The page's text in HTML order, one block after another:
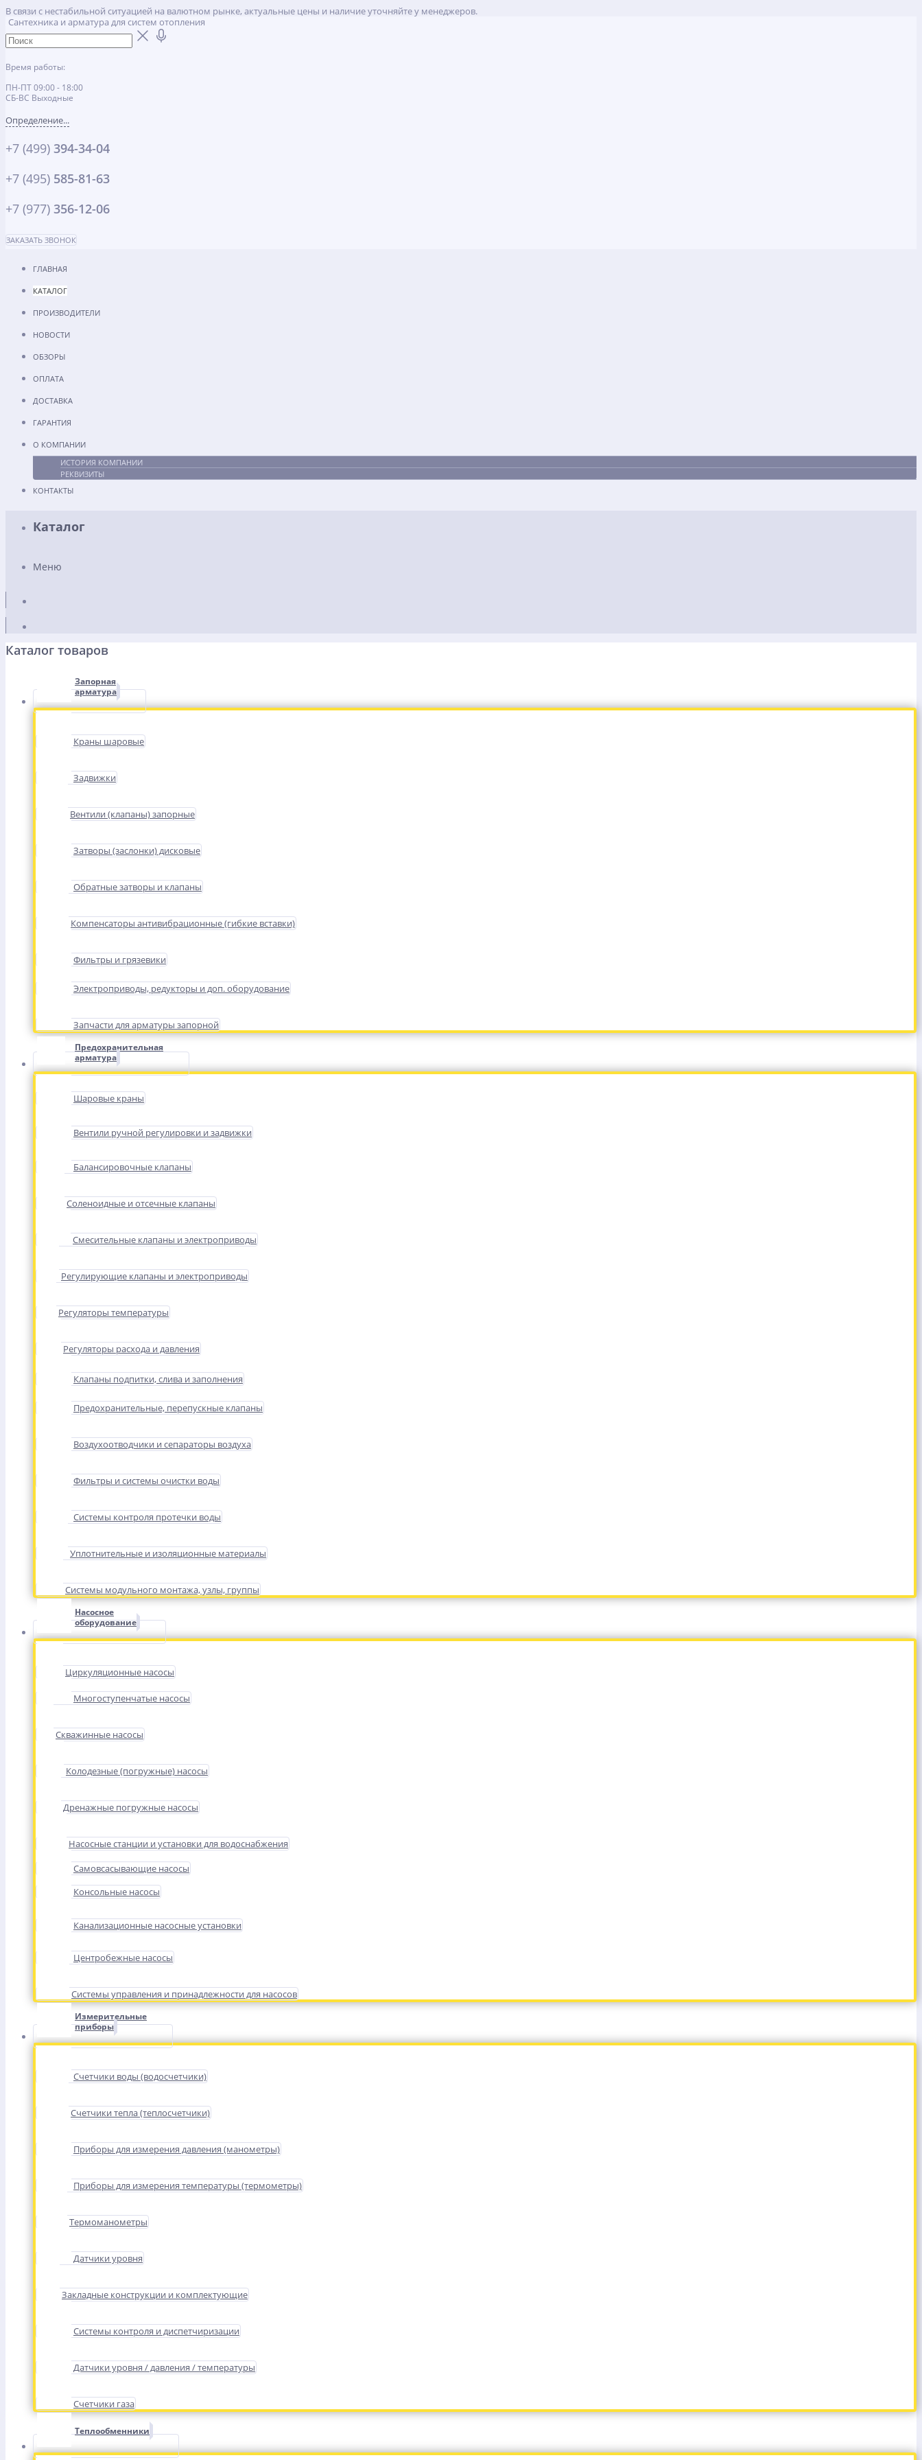
В связи с нестабильной ситуацией на валютном рынке, актуальные цены и наличие уточняйте у менеджеров.
Сантехника и арматура для систем отопления
Время работы:
ПН-ПТ 09:00 - 18:00
СБ-ВС Выходные
Определение...
+7 (499) 394-34-04
+7 (495) 585-81-63
+7 (977) 356-12-06
ЗАКАЗАТЬ ЗВОНОК
ГЛАВНАЯ
КАТАЛОГ
ПРОИЗВОДИТЕЛИ
НОВОСТИ
ОБЗОРЫ
ОПЛАТА
ДОСТАВКА
ГАРАНТИЯ
О КОМПАНИИ
ИСТОРИЯ КОМПАНИИ
РЕКВИЗИТЫ
КОНТАКТЫ
Каталог
Меню
Каталог товаров
Запорная
арматура
Краны шаровые
Задвижки
Вентили (клапаны) запорные
Затворы (заслонки) дисковые
Обратные затворы и клапаны
Компенсаторы антивибрационные (гибкие вставки)
Фильтры и грязевики
Электроприводы, редукторы и доп. оборудование
Запчасти для арматуры запорной
Предохранительная
арматура
Шаровые краны
Вентили ручной регулировки и задвижки
Балансировочные клапаны
Соленоидные и отсечные клапаны
Смесительные клапаны и электроприводы
Регулирующие клапаны и электроприводы
Регуляторы температуры
Регуляторы расхода и давления
Клапаны подпитки, слива и заполнения
Предохранительные, перепускные клапаны
Воздухоотводчики и сепараторы воздуха
Фильтры и системы очистки воды
Системы контроля протечки воды
Уплотнительные и изоляционные материалы
Системы модульного монтажа, узлы, группы
Насосное
оборудование
Циркуляционные насосы
Многоступенчатые насосы
Скважинные насосы
Колодезные (погружные) насосы
Дренажные погружные насосы
Насосные станции и установки для водоснабжения
Самовсасывающие насосы
Консольные насосы
Канализационные насосные установки
Центробежные насосы
Системы управления и принадлежности для насосов
Измерительные
приборы
Счетчики воды (водосчетчики)
Счетчики тепла (теплосчетчики)
Приборы для измерения давления (манометры)
Приборы для измерения температуры (термометры)
Термоманометры
Датчики уровня
Закладные конструкции и комплектующие
Системы контроля и диспетчиризации
Датчики уровня / давления / температуры
Счетчики газа
Теплообменники